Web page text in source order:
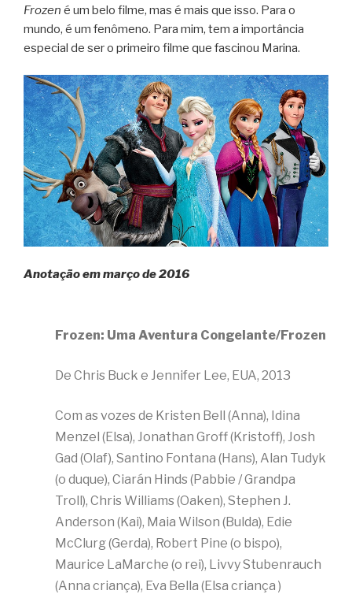
Frozen é um belo filme, mas é mais que isso. Para o
mundo, é um fenômeno. Para mim, tem a importância
especial de ser o primeiro filme que fascinou Marina.
Anotação em março de 2016
Frozen: Uma Aventura Congelante/Frozen
De Chris Buck e Jennifer Lee, EUA, 2013
Com as vozes de Kristen Bell (Anna), Idina
Menzel (Elsa), Jonathan Groff (Kristoff), Josh
Gad (Olaf), Santino Fontana (Hans), Alan Tudyk
(o duque), Ciarán Hinds (Pabbie / Grandpa
Troll), Chris Williams (Oaken), Stephen J.
Anderson (Kai), Maia Wilson (Bulda), Edie
McClurg (Gerda), Robert Pine (o bispo),
Maurice LaMarche (o rei), Livvy Stubenrauch
(Anna criança), Eva Bella (Elsa criança )